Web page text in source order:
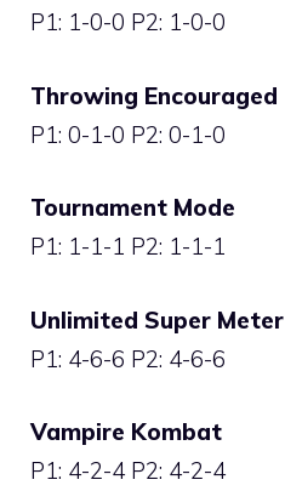
P1: 1-0-0 P2: 1-0-0
Throwing Encouraged
P1: 0-1-0 P2: 0-1-0
Tournament Mode
P1: 1-1-1 P2: 1-1-1
Unlimited Super Meter
P1: 4-6-6 P2: 4-6-6
Vampire Kombat
P1: 4-2-4 P2: 4-2-4